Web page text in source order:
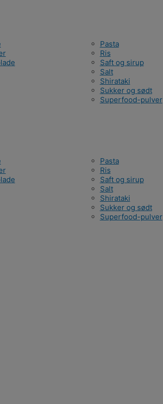
Pasta
Ris
Saft og sirup
Salt
Shirataki
Sukker og sødt
Superfood-pulver
Pasta
Ris
Saft og sirup
Salt
Shirataki
Sukker og sødt
Superfood-pulver